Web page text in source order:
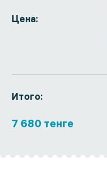
Цена:
Итого:
7 680 тенге